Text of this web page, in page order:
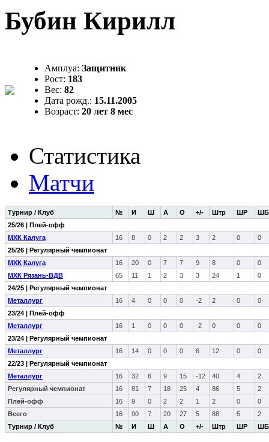
Бубин Кирилл
Амплуа: Защитник
Рост: 183
Вес: 82
Дата рожд.: 15.11.2005
Возраст: 20 лет 8 мес
Статистика
Матчи
Турнир / Клуб № И Ш А О +/- Штр ШР ШБ
Турнир / Клуб № И Ш А О +/- Штр ШР ШБ
25/26 | Плей-офф
МХК Калуга
16 8 0 2 2 3 2 0
0
25/26 | Регулярный чемпионат
МХК Калуга
16 20 0 7 7 9 8 0
0
МХК Рязань-ВДВ
65 11 1 2 3 3 24 1
0
24/25 | Регулярный чемпионат
Металлург
16 4 0 0 0 -2 2 0
0
23/24 | Плей-офф
Металлург
16 1 0 0 0 -2 0 0
0
23/24 | Регулярный чемпионат
Металлург
16 14 0 0 0 6 12 0
0
22/23 | Регулярный чемпионат
Металлург
16 32 6 9 15 -12 40 4
2
Регулярный чемпионат
16 81 7 18 25 4 86 5
2
Плей-офф
16 9 0 2 2 1 2 0
0
Всего
16 90 7 20 27 5 88 5 2